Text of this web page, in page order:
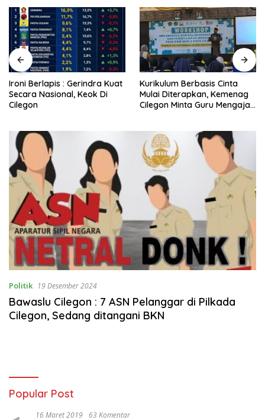
Ironi Berlapis : Gerindra Kuat
Secara Nasional, Keok Di
Cilegon
Kurikulum Berbasis Cinta
Mulai Diterapkan, Kemenag
Cilegon Minta Guru Mengajar
Politik 19 Desember 2024
Bawaslu Cilegon : 7 ASN Pelanggar di Pilkada
Cilegon, Sedang ditangani BKN
Popular Post
16 Maret 2019 63 Komentar